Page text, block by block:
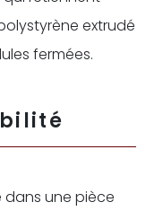
extrudé
fermées.
dans une pièce